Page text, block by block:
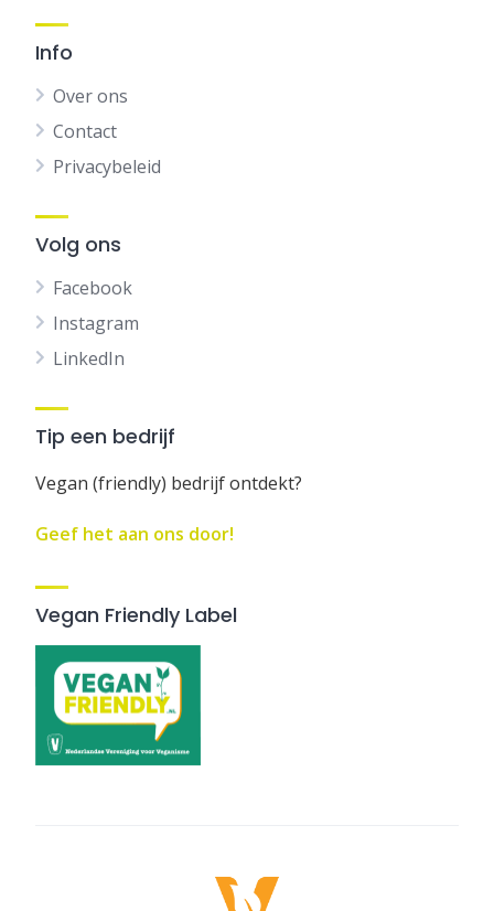
Info
Over ons
Contact
Privacybeleid
Volg ons
Facebook
Instagram
LinkedIn
Tip een bedrijf
Vegan (friendly) bedrijf ontdekt?
Geef het aan ons door!
Vegan Friendly Label